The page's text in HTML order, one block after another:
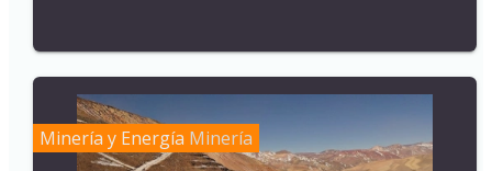
Minería y Energía Minería